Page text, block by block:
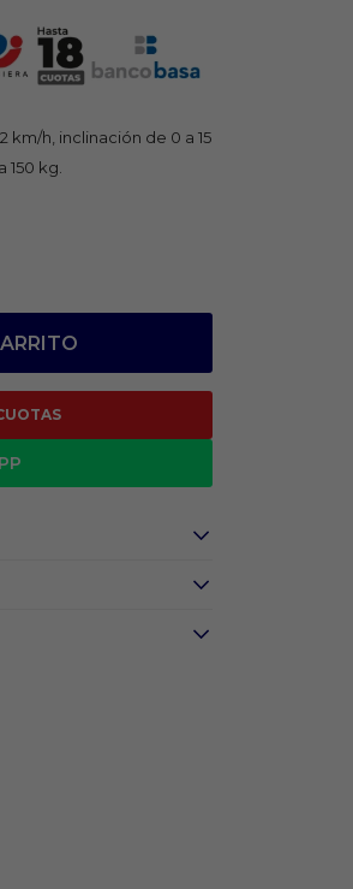
km/h, inclinación de 0 a 15
kg.